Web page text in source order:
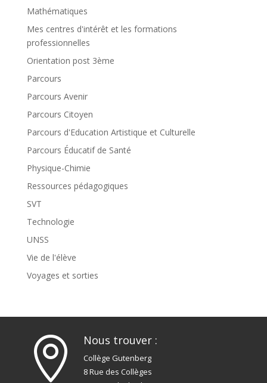
Mathématiques
Mes centres d'intérêt et les formations
professionnelles
Orientation post 3ème
Parcours
Parcours Avenir
Parcours Citoyen
Parcours d'Education Artistique et Culturelle
Parcours Éducatif de Santé
Physique-Chimie
Ressources pédagogiques
SVT
Technologie
UNSS
Vie de l'élève
Voyages et sorties
 Nous trouver :
Collège Gutenberg
8 Rue des Collèges